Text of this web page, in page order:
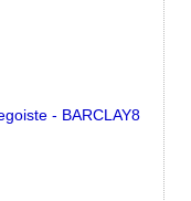
- BARCLAY8